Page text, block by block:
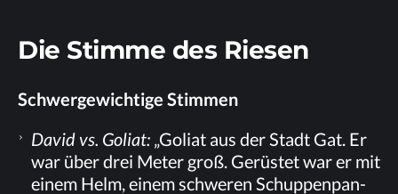
Die Stim­me des Riesen
Schwer­ge­wich­ti­ge Stimmen
Da­vid vs. Go­li­at:„Go­li­at aus der Stadt Gat. Er
war über drei Me­ter groß. Ge­rüs­tet war er mit
ei­nem Helm, ei­nem schwe­ren Schup­pen­pan­